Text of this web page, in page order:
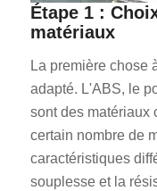
Étape 1 :
matériaux
La première chose
adapté. L'ABS, le
sont des matériaux
certain nombre de
caractéristiques
souplesse et la